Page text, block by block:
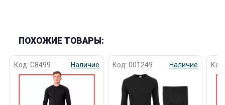
ПОХОЖИЕ ТОВАРЫ:
Код: C8499 Наличие Код: 001249 Наличие